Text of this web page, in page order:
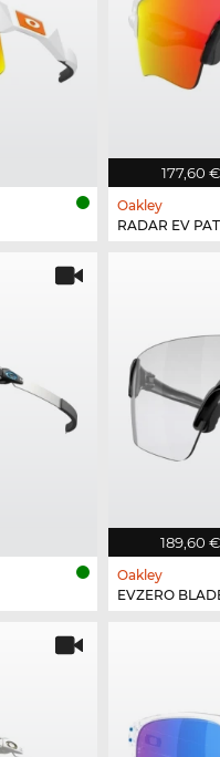
177,60 €
Oakley
RADAR EV
189,60 €
Oakley
EVZERO